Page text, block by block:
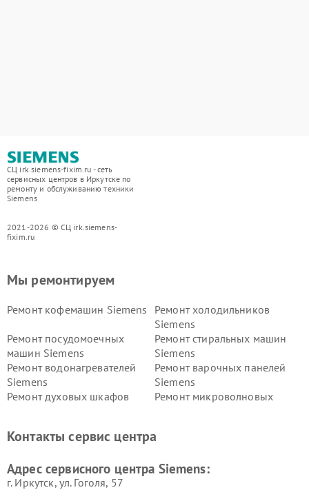
СЦ irk.siemens-fixim.ru - сеть
сервисных центров в Иркутске по
ремонту и обслуживанию техники
Siemens
2021-2026 © СЦ irk.siemens-
fixim.ru
Мы ремонтируем
Ремонт кофемашин Siemens
Ремонт холодильников
Siemens
Ремонт посудомоечных
машин Siemens
Ремонт стиральных машин
Siemens
Ремонт водонагревателей
Siemens
Ремонт варочных панелей
Siemens
Ремонт духовых шкафов
Ремонт микроволновых
Siemens
Siemens
Siemens
Siemens
Контакты сервис центра
Адрес сервисного центра Siemens:
г. Иркутск, ул. ​Гоголя, 57